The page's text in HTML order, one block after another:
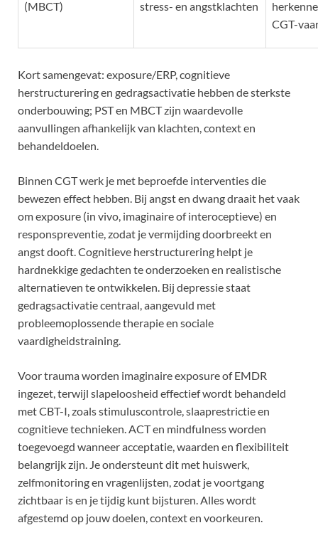
(MBCT) stress- en angstklachten
CGT-
Kort samengevat: exposure/ERP, cognitieve
herstructurering en gedragsactivatie hebben de sterkste
onderbouwing; PST en MBCT zijn waardevolle
aanvullingen afhankelijk van klachten, context en
behandeldoelen.
Binnen CGT werk je met beproefde interventies die
bewezen effect hebben. Bij angst en dwang draait het vaak
om exposure (in vivo, imaginaire of interoceptieve) en
responspreventie, zodat je vermijding doorbreekt en
angst dooft. Cognitieve herstructurering helpt je
hardnekkige gedachten te onderzoeken en realistische
alternatieven te ontwikkelen. Bij depressie staat
gedragsactivatie centraal, aangevuld met
probleemoplossende therapie en sociale
vaardigheidstraining.
Voor trauma worden imaginaire exposure of EMDR
ingezet, terwijl slapeloosheid effectief wordt behandeld
met CBT-I, zoals stimuluscontrole, slaaprestrictie en
cognitieve technieken. ACT en mindfulness worden
toegevoegd wanneer acceptatie, waarden en flexibiliteit
belangrijk zijn. Je ondersteunt dit met huiswerk,
zelfmonitoring en vragenlijsten, zodat je voortgang
zichtbaar is en je tijdig kunt bijsturen. Alles wordt
afgestemd op jouw doelen, context en voorkeuren.